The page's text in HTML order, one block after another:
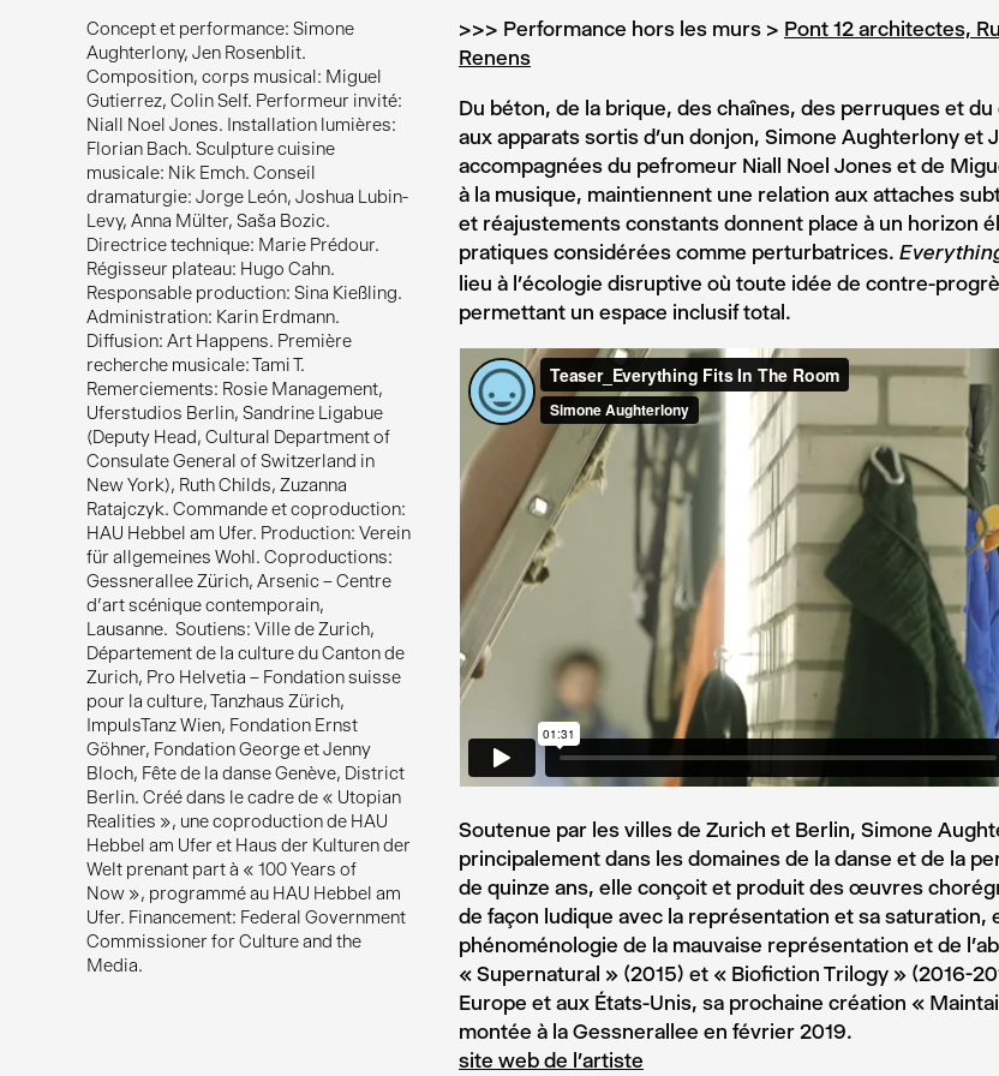
Concept et performance: Simone
Aughterlony, Jen Rosenblit.
Composition, corps musical: Miguel
Gutierrez, Colin Self. Performeur invité:
Niall Noel Jones. Installation lumières:
Florian Bach. Sculpture cuisine
musicale: Nik Emch. Conseil
dramaturgie: Jorge León, Joshua Lubin-
Levy, Anna Mülter, Saša Bozic.
Directrice technique: Marie Prédour.
Régisseur plateau: Hugo Cahn.
Responsable production: Sina Kießling.
Administration: Karin Erdmann.
Diffusion: Art Happens. Première
recherche musicale: Tami T.
Remerciements: Rosie Management,
Uferstudios Berlin, Sandrine Ligabue
(Deputy Head, Cultural Department of
Consulate General of Switzerland in
New York), Ruth Childs, Zuzanna
Ratajczyk. Commande et coproduction:
HAU Hebbel am Ufer. Production: Verein
für allgemeines Wohl. Coproductions:
Gessnerallee Zürich, Arsenic – Centre
d'art scénique contemporain,
Lausanne. Soutiens: Ville de Zurich,
Département de la culture du Canton de
Zurich, Pro Helvetia – Fondation suisse
pour la culture, Tanzhaus Zürich,
ImpulsTanz Wien, Fondation Ernst
Göhner, Fondation George et Jenny
Bloch, Fête de la danse Genève, District
Berlin. Créé dans le cadre de « Utopian
Realities », une coproduction de HAU
Hebbel am Ufer et Haus der Kulturen der
Welt prenant part à « 100 Years of
Now », programmé au HAU Hebbel am
Ufer. Financement: Federal Government
Commissioner for Culture and the
Media.
>>> Performance hors les murs > Pont 12 architectes,
Renens
Du béton, de la brique, des chaînes, des perruques et
aux apparats sortis d’un donjon, Simone Aughterlony et
accompagnées du pefromeur Niall Noel Jones et de
à la musique, maintiennent une relation aux attaches
et réajustements constants donnent place à un horizon
pratiques considérées comme perturbatrices.
lieu à l’écologie disruptive où toute idée de contre-
permettant un espace inclusif total.
Soutenue par les villes de Zurich et Berlin, Simone
principalement dans les domaines de la danse et de la
de quinze ans, elle conçoit et produit des œuvres
de façon ludique avec la représentation et sa saturation,
phénoménologie de la mauvaise représentation et de
« Supernatural » (2015) et « Biofiction Trilogy » (2016-
Europe et aux États-Unis, sa prochaine création «
montée à la Gessnerallee en février 2019.
site web de l’artiste